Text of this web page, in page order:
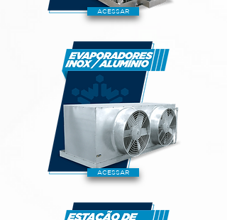
ACESSAR
ACESSAR